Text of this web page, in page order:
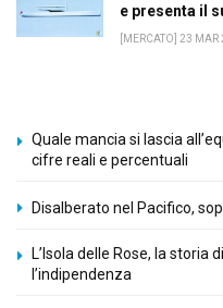
e presenta il
[MERCATO] 23 MAR
Quale mancia si lascia
cifre reali e percentuali
Disalberato nel Pacifico,
L’Isola delle Rose, la storia
l’indipendenza